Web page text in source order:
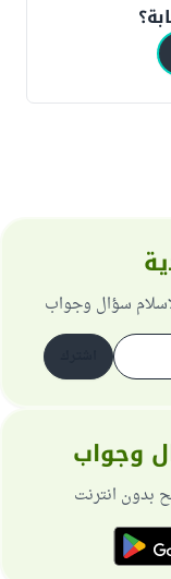
سؤال وجواب
وجواب
بدون انترنت